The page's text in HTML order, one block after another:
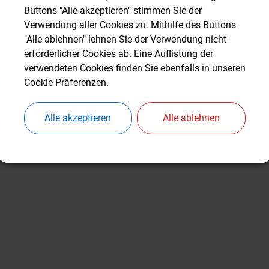
Details zu den geplanten Veranstaltungen entnehmen Sie
Überblick über den Verein und seine Aktivitäten gibt die
(1,25 MB)
Aktionsflyer BV 2026 DIN A4 Druckversion_niedrig.pdf
(369,10 KB)
Flyer, Mittagstisch 1.pdf
Buttons "Alle akzeptieren" stimmen Sie der
Verwendung aller Cookies zu. Mithilfe des Buttons
"Alle ablehnen" lehnen Sie der Verwendung nicht
erforderlicher Cookies ab. Eine Auflistung der
verwendeten Cookies finden Sie ebenfalls in unseren
Cookie Präferenzen.
Alle akzeptieren Alle ablehnen
Buttons "Alle akzeptieren" stimmen Sie der
Verwendung aller Cookies zu. Mithilfe des Buttons
"Alle ablehnen" lehnen Sie der Verwendung nicht
erforderlicher Cookies ab. Eine Auflistung der
verwendeten Cookies finden Sie ebenfalls in unseren
Cookie Präferenzen.
Alle akzeptieren Alle ablehnen